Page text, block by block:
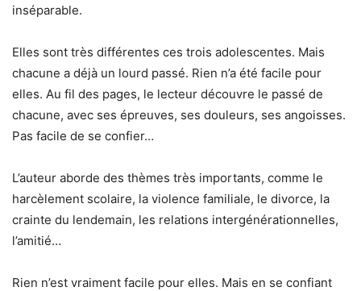
inséparable.
Elles sont très différentes ces trois adolescentes. Mais
chacune a déjà un lourd passé. Rien n’a été facile pour
elles. Au fil des pages, le lecteur découvre le passé de
chacune, avec ses épreuves, ses douleurs, ses angoisses.
Pas facile de se confier…
L’auteur aborde des thèmes très importants, comme le
harcèlement scolaire, la violence familiale, le divorce, la
crainte du lendemain, les relations intergénérationnelles,
l’amitié…
Rien n’est vraiment facile pour elles. Mais en se confiant